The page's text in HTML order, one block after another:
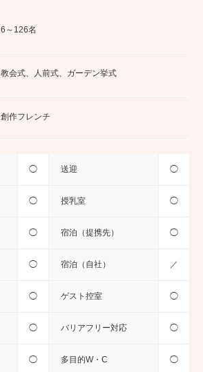
6～126名
教会式、人前式、ガーデン挙式
創作フレンチ
◯ 送迎 ◯
◯ 授乳室 ◯
◯ 宿泊（提携先） ◯
◯ 宿泊（自社） ／
◯ ゲスト控室 ◯
◯ バリアフリー対応 ◯
◯ 多目的W・C ◯